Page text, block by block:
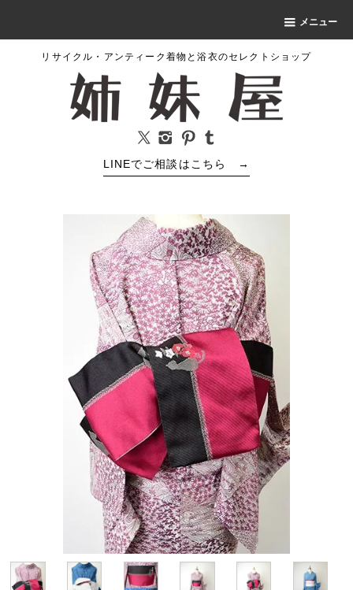
メニュー
リサイクル・アンティーク着物と浴衣のセレクトショップ
LINEでご相談はこちら →